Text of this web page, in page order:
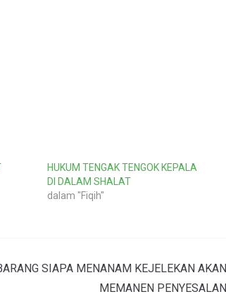
HUKUM TENGAK TENGOK KEPALA
DI DALAM SHALAT
dalam "Fiqih"
SIAPA MENANAM KEJELEKAN AKAN
MEMANEN PENYESALAN